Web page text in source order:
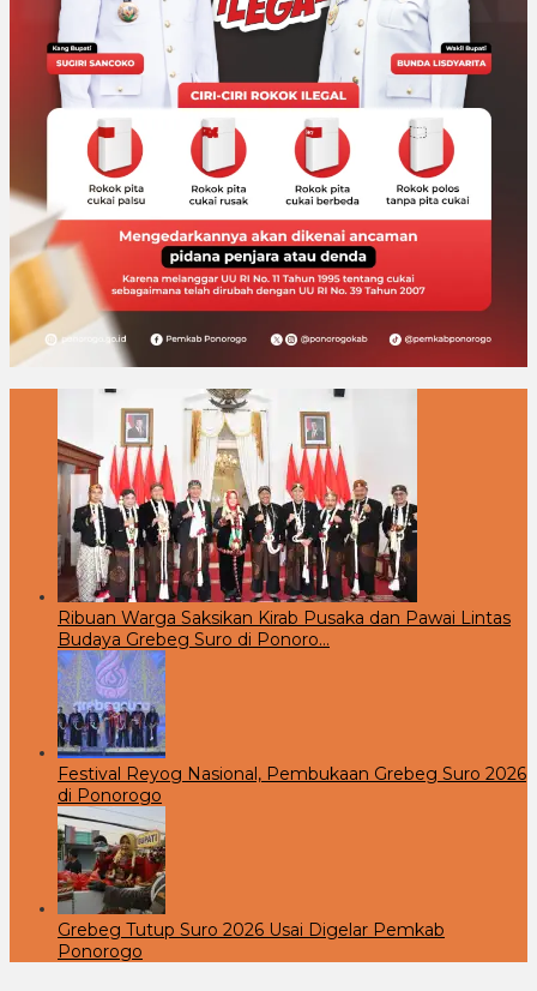
Ribuan Warga Saksikan Kirab Pusaka dan Pawai Lintas
Budaya Grebeg Suro di Ponoro…
Festival Reyog Nasional, Pembukaan Grebeg Suro 2026
di Ponorogo
Grebeg Tutup Suro 2026 Usai Digelar Pemkab
Ponorogo